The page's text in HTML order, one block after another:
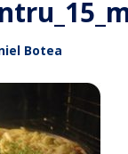
Botea